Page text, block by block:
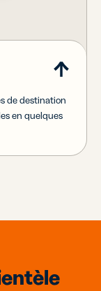
de destination
en quelques